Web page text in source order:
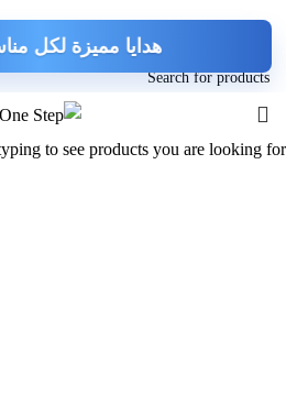
Search
to see products you are looking for.